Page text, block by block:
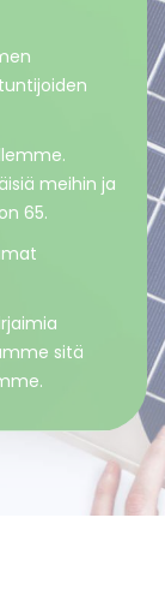
meihin ja
65.
sitä